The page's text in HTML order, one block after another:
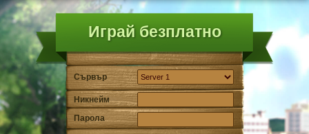
Играй безплатно
Сървър
Никнейм
Парола